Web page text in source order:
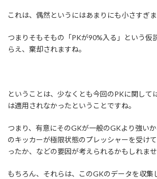
これは、偶然というにはあまりにも小さすぎま
つまりそもそもの「PKが90%入る」という仮
らえ、棄却されますね。
ということは、少なくとも今回のPKに関して
は適用されなかったということですね。
つまり、有意にそのGKが一般のGKより強い
のキッカーが極限状態のプレッシャーを受け
ったか、などの要因が考えられるかもしれませ
もちろん、それらは、このGKのデータを収集